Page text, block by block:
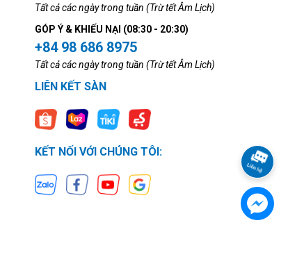
Tất cả các ngày trong tuần (Trừ tết Âm Lịch)
GÓP Ý & KHIẾU NẠI (08:30 - 20:30)
+84 98 686 8975
Tất cả các ngày trong tuần (Trừ tết Âm Lịch)
LIÊN KẾT SÀN
KẾT NỐI VỚI CHÚNG TÔI: